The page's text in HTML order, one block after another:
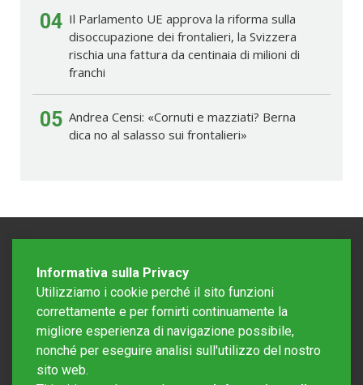
04 Il Parlamento UE approva la riforma sulla
disoccupazione dei frontalieri, la Svizzera
rischia una fattura da centinaia di milioni di
franchi
05 Andrea Censi: «Cornuti e mazziati? Berna
dica no al salasso sui frontalieri»
Informativa sulla Privacy
Utilizziamo i cookie perché il sito funzioni
correttamente e per fornirti continuamente la
migliore esperienza di navigazione possibile,
nonché per eseguire analisi sull'utilizzo del nostro
sito web.